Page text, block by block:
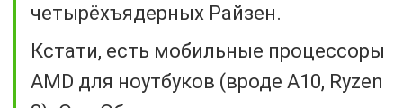
четырёхъядерных Райзен.
Кстати, есть мобильные процессоры
AMD для ноутбуков (вроде А10, Ryzen